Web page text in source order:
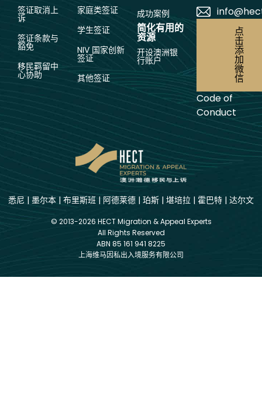
签证取消上
诉
签证条款与
豁免
移民羁留中
心协助
家庭类签证
学生签证
NIV 国家创新
签证
其他签证
成功案例
简化有用的
资源
开设澳洲银
行账户
点
击
添
加
微
信
Code of
Conduct
悉尼 | 墨尔本 | 布里斯班 | 阿德莱德 | 珀斯 | 堪培拉 | 霍巴特 | 达尔文
© 2013-2026 HECT Migration & Appeal Experts
All Rights Reserved
ABN 85 161 941 8225
上海维马因私出入境服务有限公司